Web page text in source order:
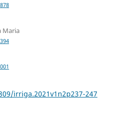
Maria
irriga.2021v1n2p237-247